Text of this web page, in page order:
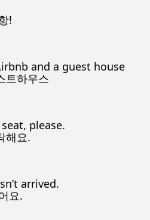
!
and a guest house
트하우스
please.
해요.
arrived.
요.